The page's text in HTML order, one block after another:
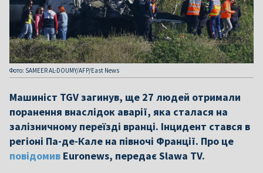
Фото: SAMEER AL-DOUMY/AFP/East News
Машиніст TGV загинув, ще 27 людей отримали
поранення внаслідок аварії, яка сталася на
залізничному переїзді вранці. Інцидент стався в
регіоні Па-де-Кале на півночі Франції. Про це
повідомив Euronews, передає Slawa TV.